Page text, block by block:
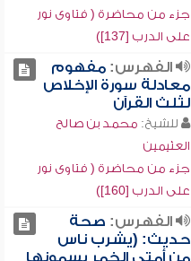
جزء من محاضرة ( فتاوى نور
على الدرب [137])
الفهرس:مفهوم
معادلة سورة الإخلاص
لثلث القرآن
للشيخ: محمد بن صالح
العثيمين
جزء من محاضرة ( فتاوى نور
على الدرب [160])
الفهرس: صحة
حديث: (يشرب ناس
من أمتي الخمر يسمونها